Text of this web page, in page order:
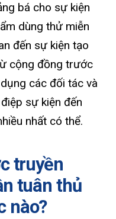
bá cho sự kiện
dùng thử miễn
đến sự kiện tạo
cộng đồng trước
các đối tác và
sự kiện đến
nhất có thể.
truyền
tuân thủ
nào?